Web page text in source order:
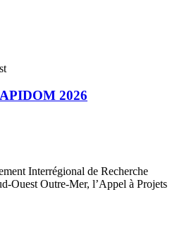
2026
Interrégional de Recherche
Ouest Outre-Mer, l’Appel à Projets